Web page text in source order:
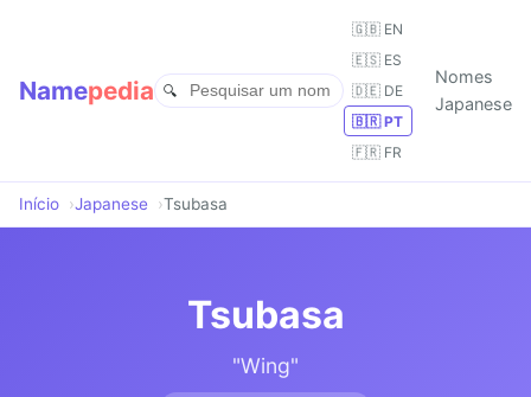
Namepedia
🇬🇧 EN
🇪🇸 ES
🇩🇪 DE
🇧🇷 PT
🇫🇷 FR
Nomes
Japanese
Início Japanese Tsubasa
Tsubasa
"Wing"